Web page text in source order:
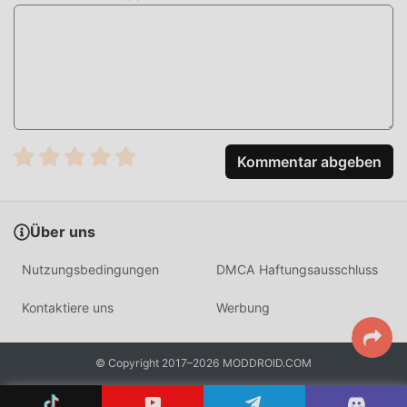
sensorische Erlebnis des Benutzers, und es gibt viele
Das traditionelle educational-Spiel erfordert, dass
das Merkmal als auch der Spaß des Spiels ist, aber
machen die Leute müde, aber jetzt hat das Aufkommen
von Mods diese Situation umgeschrieben. Hier müssen
Sie nicht die meiste Energie aufwenden und das etwas
langweilige „Ansammeln“ wiederholen. Mods können
Ihnen leicht dabei helfen, diesen Prozess zu überspringen,
wodurch Sie sich darauf konzentrieren können, die Freude
Kommentar abgeben
Über uns
Nutzungsbedingungen DMCA Haftungsausschluss
Kontaktiere uns Werbung
© Copyright 2017–2026 MODDROID.COM